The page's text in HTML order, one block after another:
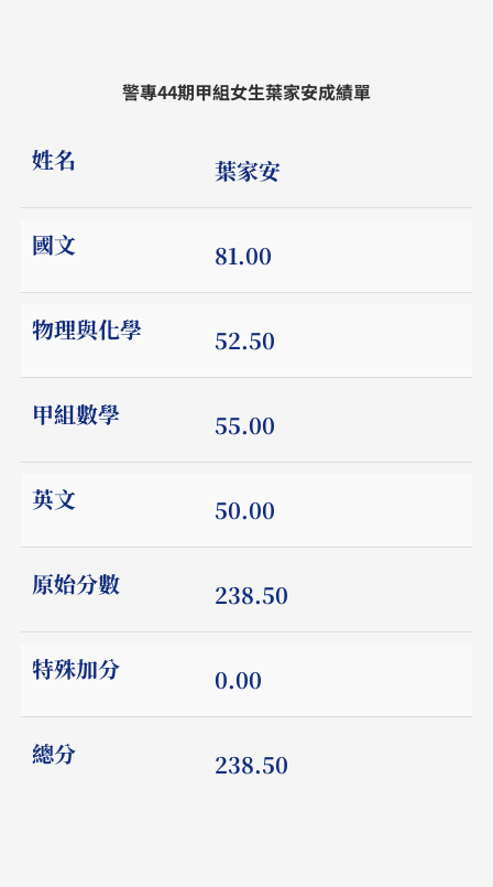
警專44期甲組女生葉家安成績單
姓名 葉家安
國文 81.00
物理與化學 52.50
甲組數學 55.00
英文 50.00
原始分數 238.50
特殊加分 0.00
總分 238.50